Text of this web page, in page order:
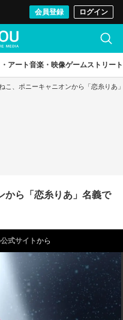
会員登録 ログイン
アート音楽・映像ゲームストリート
こ、ポニーキャニオンから「恋糸りあ
から「恋糸りあ」名義で
公式サイトから